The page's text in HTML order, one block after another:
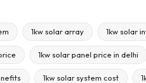
1kw solar array 1kw solar
1kw solar panel price in delhi
1kw solar system cost